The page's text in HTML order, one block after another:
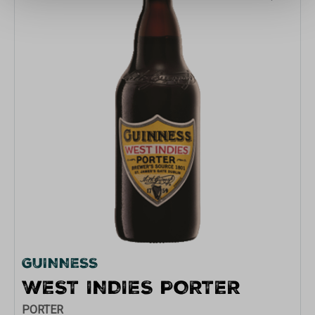
GUINNESS
WEST INDIES PORTER
PORTER